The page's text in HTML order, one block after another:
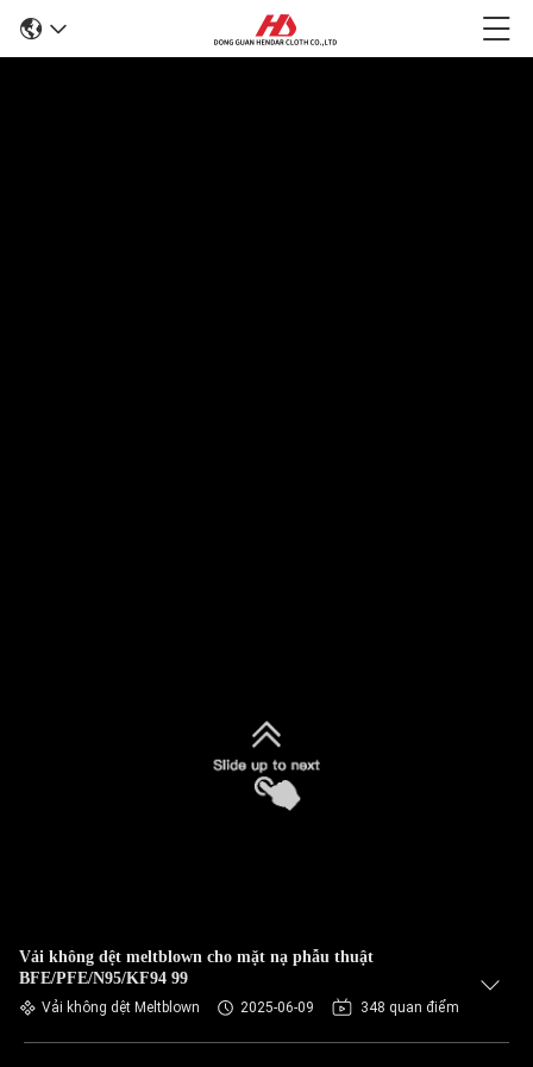
Vải không dệt meltblown cho mặt nạ phẫu thuật
BFE/PFE/N95/KF94 99
Vải không dệt Meltblown 2025-06-09 348 quan điểm